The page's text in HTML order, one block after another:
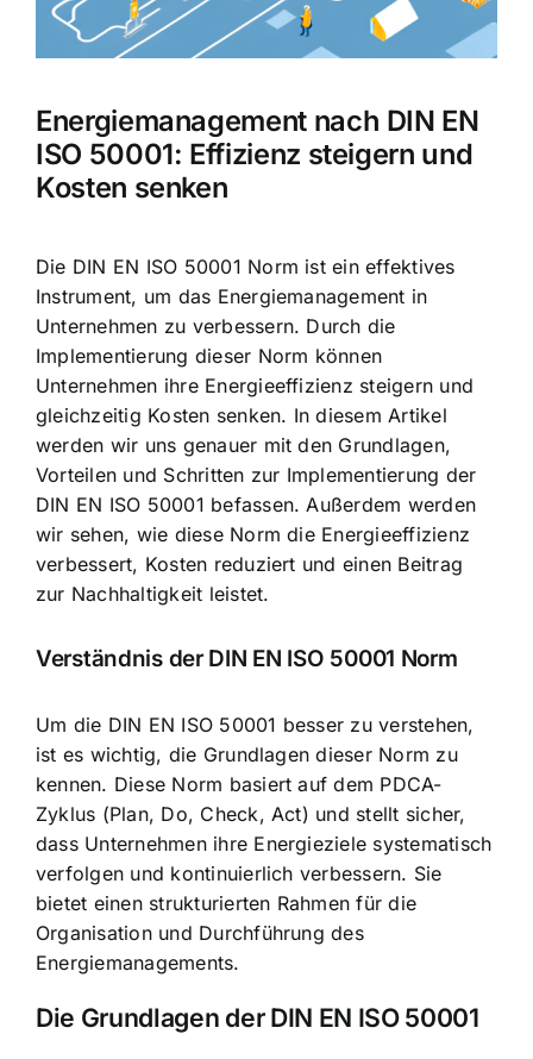
Energiemanagement nach DIN EN
ISO 50001: Effizienz steigern und
Kosten senken
Die DIN EN ISO 50001 Norm ist ein effektives
Instrument, um das Energiemanagement in
Unternehmen zu verbessern. Durch die
Implementierung dieser Norm können
Unternehmen ihre Energieeffizienz steigern und
gleichzeitig Kosten senken. In diesem Artikel
werden wir uns genauer mit den Grundlagen,
Vorteilen und Schritten zur Implementierung der
DIN EN ISO 50001 befassen. Außerdem werden
wir sehen, wie diese Norm die Energieeffizienz
verbessert, Kosten reduziert und einen Beitrag
zur Nachhaltigkeit leistet.
Verständnis der DIN EN ISO 50001 Norm
Um die DIN EN ISO 50001 besser zu verstehen,
ist es wichtig, die Grundlagen dieser Norm zu
kennen. Diese Norm basiert auf dem PDCA-
Zyklus (Plan, Do, Check, Act) und stellt sicher,
dass Unternehmen ihre Energieziele systematisch
verfolgen und kontinuierlich verbessern. Sie
bietet einen strukturierten Rahmen für die
Organisation und Durchführung des
Energiemanagements.
Die Grundlagen der DIN EN ISO 50001